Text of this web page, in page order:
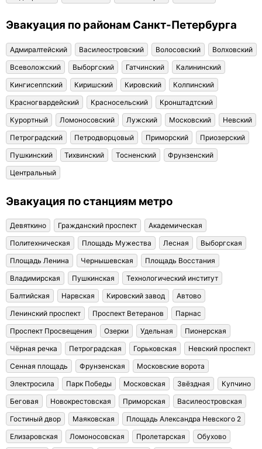
Эвакуация по районам Санкт-Петербурга
Адмиралтейский Василеостровский Волосовский
Волховский
Всеволожский
Выборгский Гатчинский
Калининский
Кингисеппский
Киришский Кировский
Колпинский
Красногвардейский
Красносельский
Кронштадтский
Курортный
Ломоносовский Лужский Московский
Невский
Петроградский
Петродворцовый Приморский
Приозерский
Пушкинский
Тихвинский Тосненский
Фрунзенский
Центральный
Эвакуация по станциям метро
Девяткино Гражданский проспект
Академическая
Политехническая
Площадь Мужества Лесная
Выборгская
Площадь Ленина
Чернышевская
Площадь Восстания
Владимирская
Пушкинская
Технологический институт
Балтийская
Нарвская Кировский завод
Автово
Ленинский проспект
Проспект Ветеранов
Парнас
Проспект Просвещения
Озерки Удельная
Пионерская
Чёрная речка
Петроградская Горьковская
Невский проспект
Сенная площадь
Фрунзенская
Московские ворота
Электросила
Парк Победы Московская Звёздная
Купчино
Беговая
Новокрестовская Приморская
Василеостровская
Гостиный двор
Маяковская
Площадь Александра Невского 2
Елизаровская
Ломоносовская Пролетарская
Обухово